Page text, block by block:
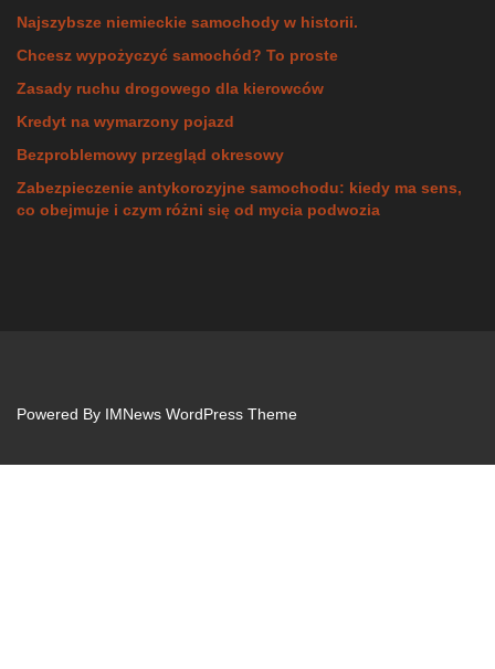
Najszybsze niemieckie samochody w historii.
Chcesz wypożyczyć samochód? To proste
Zasady ruchu drogowego dla kierowców
Kredyt na wymarzony pojazd
Bezproblemowy przegląd okresowy
Zabezpieczenie antykorozyjne samochodu: kiedy ma sens,
co obejmuje i czym różni się od mycia podwozia
Powered By IMNews WordPress Theme